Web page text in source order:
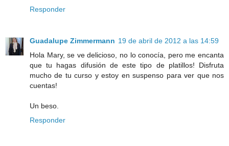
Responder
Guadalupe Zimmermann 19 de abril de 2012 a las 14:59
Hola Mary, se ve delicioso, no lo conocía, pero me encanta
que tu hagas difusión de este tipo de platillos! Disfruta
mucho de tu curso y estoy en suspenso para ver que nos
cuentas!
Un beso.
Responder